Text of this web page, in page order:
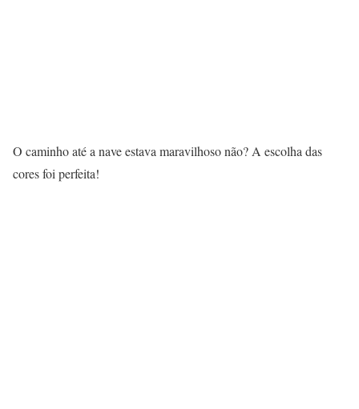
O caminho até a nave estava maravilhoso não? A escolha das
cores foi perfeita!